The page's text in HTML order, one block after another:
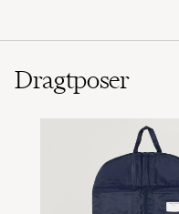
Dragtposer